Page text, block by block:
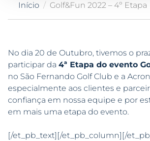
Início Golf&Fun 2022 – 4º Etapa
No dia 20 de Outubro, tivemos o
participar da 4ª Etapa do evento
no São Fernando Golf Club e a
especialmente aos clientes e
confiança em nossa equipe e por
em mais uma etapa do evento.
[/et_pb_text][/et_pb_column][/